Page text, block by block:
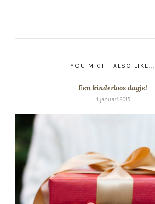
YOU MIGHT ALSO LIKE...
Een kinderloos dagje!
4 januari 2015